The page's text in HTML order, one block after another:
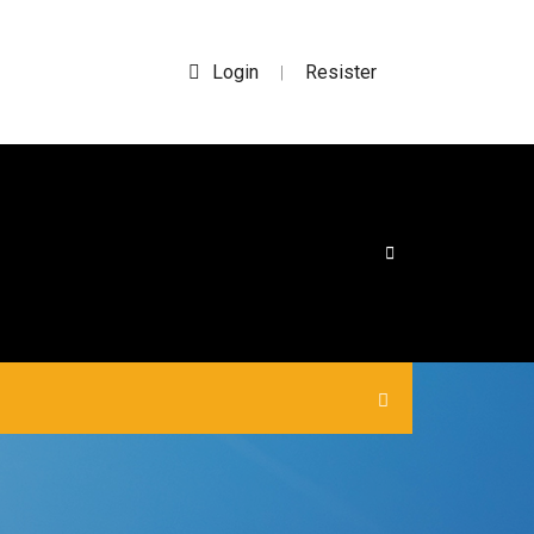
Login | Resister